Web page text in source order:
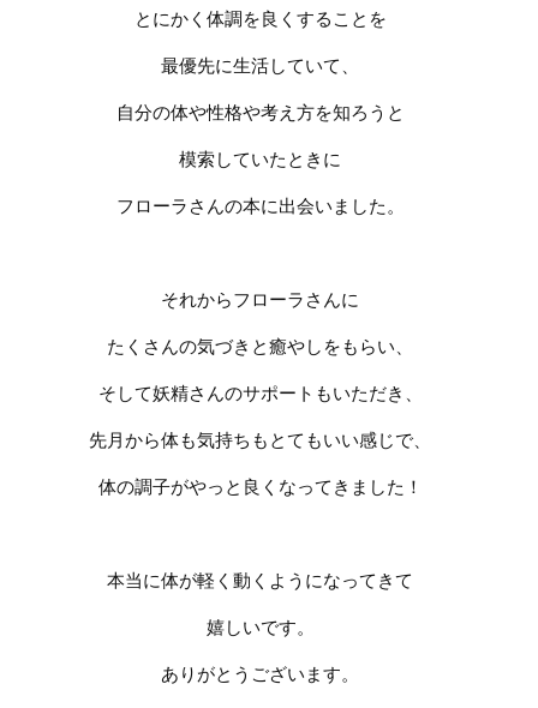
とにかく体調を良くすることを
最優先に生活していて、
自分の体や性格や考え方を知ろうと
模索していたときに
フローラさんの本に出会いました。
それからフローラさんに
たくさんの気づきと癒やしをもらい、
そして妖精さんのサポートもいただき、
先月から体も気持ちもとてもいい感じで、
体の調子がやっと良くなってきました！
本当に体が軽く動くようになってきて
嬉しいです。
ありがとうございます。